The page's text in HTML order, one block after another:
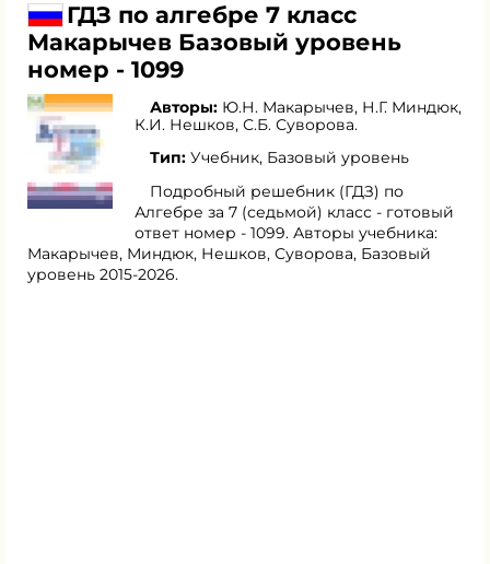
ГДЗ по алгебре 7 класс
Макарычев Базовый уровень
номер - 1099
Авторы: Ю.Н. Макарычев, Н.Г. Миндюк,
К.И. Нешков, С.Б. Суворова.
Тип: Учебник, Базовый уровень
Подробный решебник (ГДЗ) по
Алгебре за 7 (седьмой) класс - готовый
ответ номер - 1099. Авторы учебника:
Макарычев, Миндюк, Нешков, Суворова, Базовый
уровень 2015-2026.